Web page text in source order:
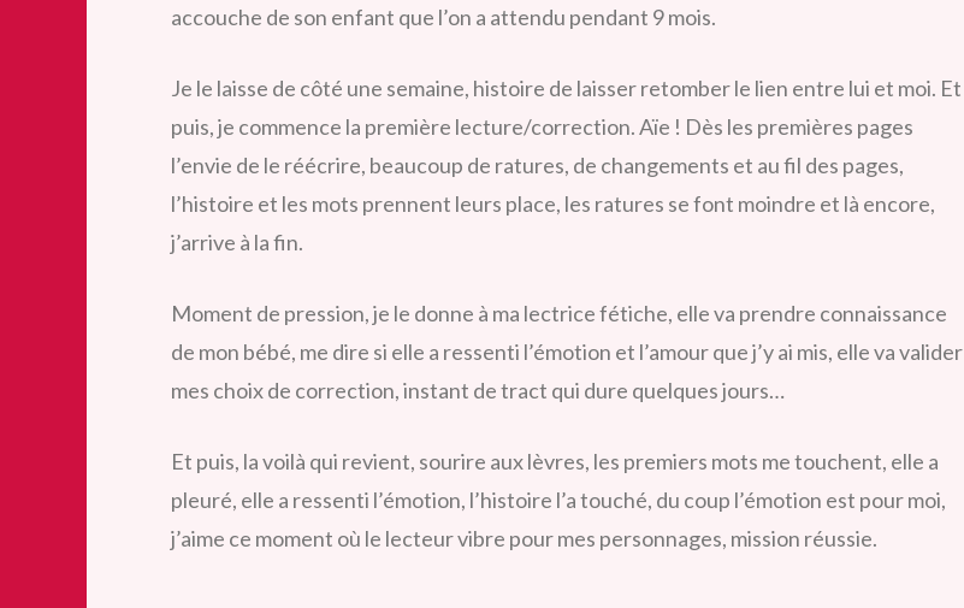
accouche de son enfant que l’on a attendu pendant 9 mois.
Je le laisse de côté une semaine, histoire de laisser retomber le lien entre lui et moi. Et
puis, je commence la première lecture/correction. Aïe ! Dès les premières pages
l’envie de le réécrire, beaucoup de ratures, de changements et au fil des pages,
l’histoire et les mots prennent leurs place, les ratures se font moindre et là encore,
j’arrive à la fin.
Moment de pression, je le donne à ma lectrice fétiche, elle va prendre connaissance
de mon bébé, me dire si elle a ressenti l’émotion et l’amour que j’y ai mis, elle va valider
mes choix de correction, instant de tract qui dure quelques jours…
Et puis, la voilà qui revient, sourire aux lèvres, les premiers mots me touchent, elle a
pleuré, elle a ressenti l’émotion, l’histoire l’a touché, du coup l’émotion est pour moi,
j’aime ce moment où le lecteur vibre pour mes personnages, mission réussie.